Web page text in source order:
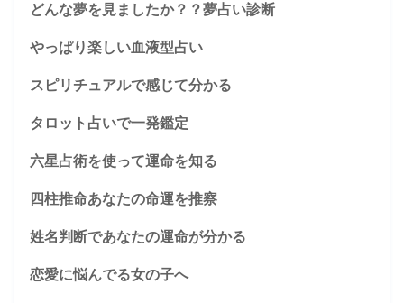
どんな夢を見ましたか？？夢占い診断
やっぱり楽しい血液型占い
スピリチュアルで感じて分かる
タロット占いで一発鑑定
六星占術を使って運命を知る
四柱推命あなたの命運を推察
姓名判断であなたの運命が分かる
恋愛に悩んでる女の子へ